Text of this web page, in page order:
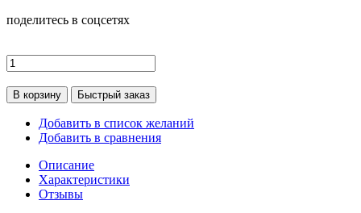
поделитесь в соцсетях
В корзину Быстрый заказ
Добавить в список желаний
Добавить в сравнения
Описание
Характеристики
Отзывы